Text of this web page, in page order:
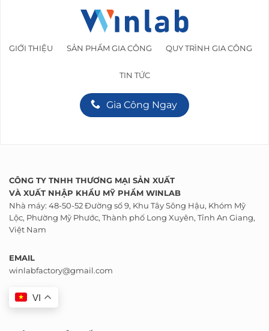
GIỚI THIỆU SẢN PHẨM GIA CÔNG QUY TRÌNH GIA CÔNG
TIN TỨC
Gia Công Ngay
CÔNG TY TNHH THƯƠNG MẠI SẢN XUẤT
VÀ XUẤT NHẬP KHẨU MỸ PHẨM WINLAB
Nhà máy: 48-50-52 Đường số 9, Khu Tây Sông Hậu, Khóm Mỹ
Lộc, Phường Mỹ Phước, Thành phố Long Xuyên, Tỉnh An Giang,
Việt Nam
EMAIL
winlabfactory@gmail.com
VI